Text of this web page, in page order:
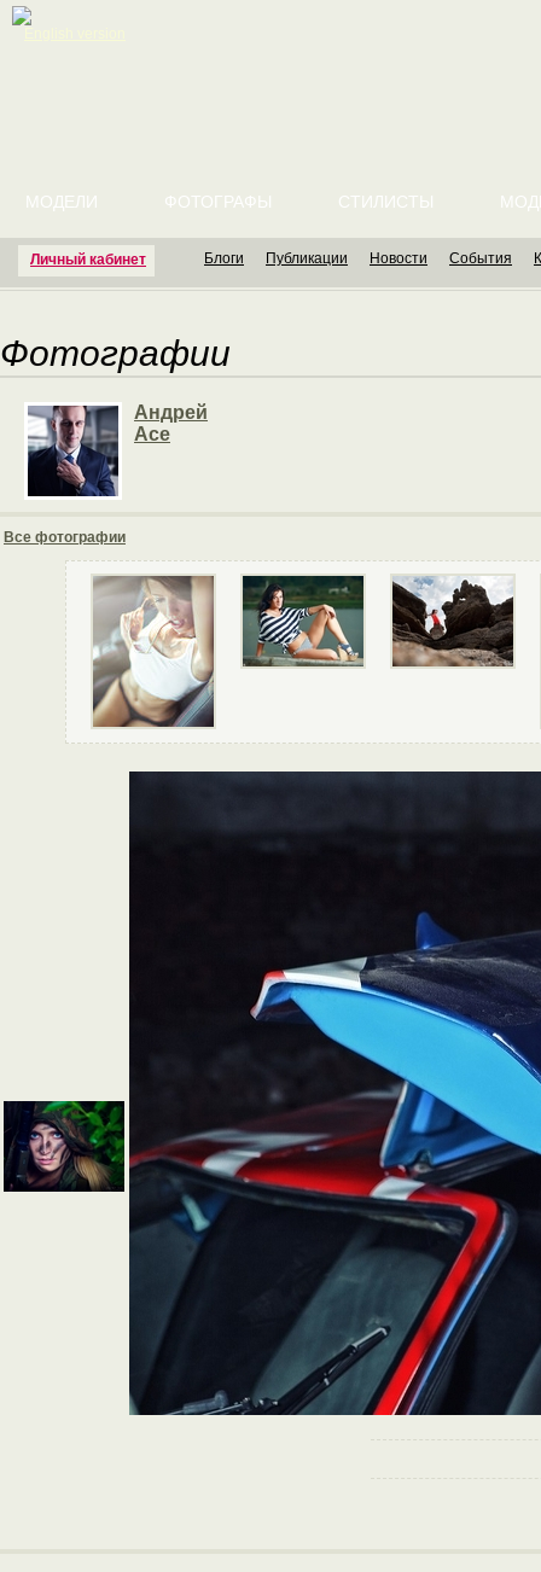
Личный кабинет
МОДЕЛИ ФОТОГРАФЫ СТИЛИСТЫ
Блоги Публикации Новости События
Фотографии
Андрей
Ace
Все фотографии